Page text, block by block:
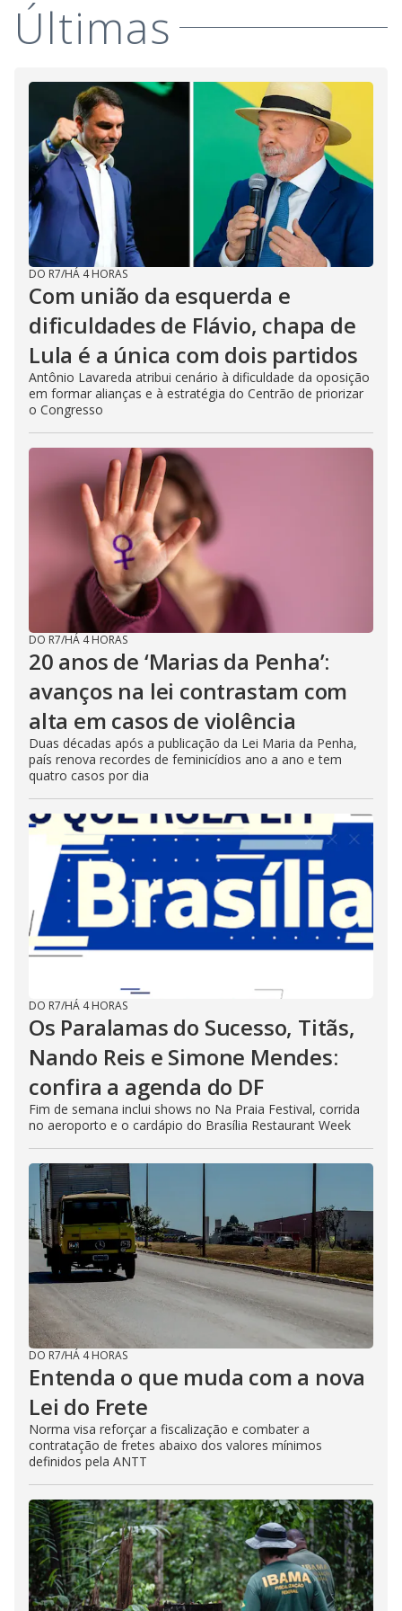
i
d
Últimas
DO R7/HÁ 4 HORAS
Com união da esquerda e
dificuldades de Flávio, chapa de
Lula é a única com dois partidos
Antônio Lavareda atribui cenário à dificuldade da oposição
em formar alianças e à estratégia do Centrão de priorizar
o Congresso
DO R7/HÁ 4 HORAS
20 anos de ‘Marias da Penha’:
avanços na lei contrastam com
alta em casos de violência
Duas décadas após a publicação da Lei Maria da Penha,
país renova recordes de feminicídios ano a ano e tem
quatro casos por dia
DO R7/HÁ 4 HORAS
Os Paralamas do Sucesso, Titãs,
Nando Reis e Simone Mendes:
confira a agenda do DF
Fim de semana inclui shows no Na Praia Festival, corrida
no aeroporto e o cardápio do Brasília Restaurant Week
DO R7/HÁ 4 HORAS
Entenda o que muda com a nova
Lei do Frete
Norma visa reforçar a fiscalização e combater a
contratação de fretes abaixo dos valores mínimos
definidos pela ANTT